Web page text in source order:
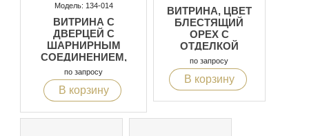
Модель: 134-014
ВИТРИНА С
ДВЕРЦЕЙ С
ШАРНИРНЫМ
СОЕДИНЕНИЕМ,
ЦВЕТ ЛАК
ПАТИНИРОВАННЫЙ
С ДЕКОРОМ С
ОТДЕЛКОЙ
“СУСАЛЬНОЕ
по запросу
В корзину
ВИТРИНА, ЦВЕТ
БЛЕСТЯЩИЙ
ОРЕХ С
ОТДЕЛКОЙ
“СУСАЛЬНОЕ
ЗОЛОТО”, С
ДВЕРЦЕЙ C
ШАРНИРНЫМИ
СОЕДИНЕНИЯМИ
“SOFT CLOSE”
по запросу
В корзину